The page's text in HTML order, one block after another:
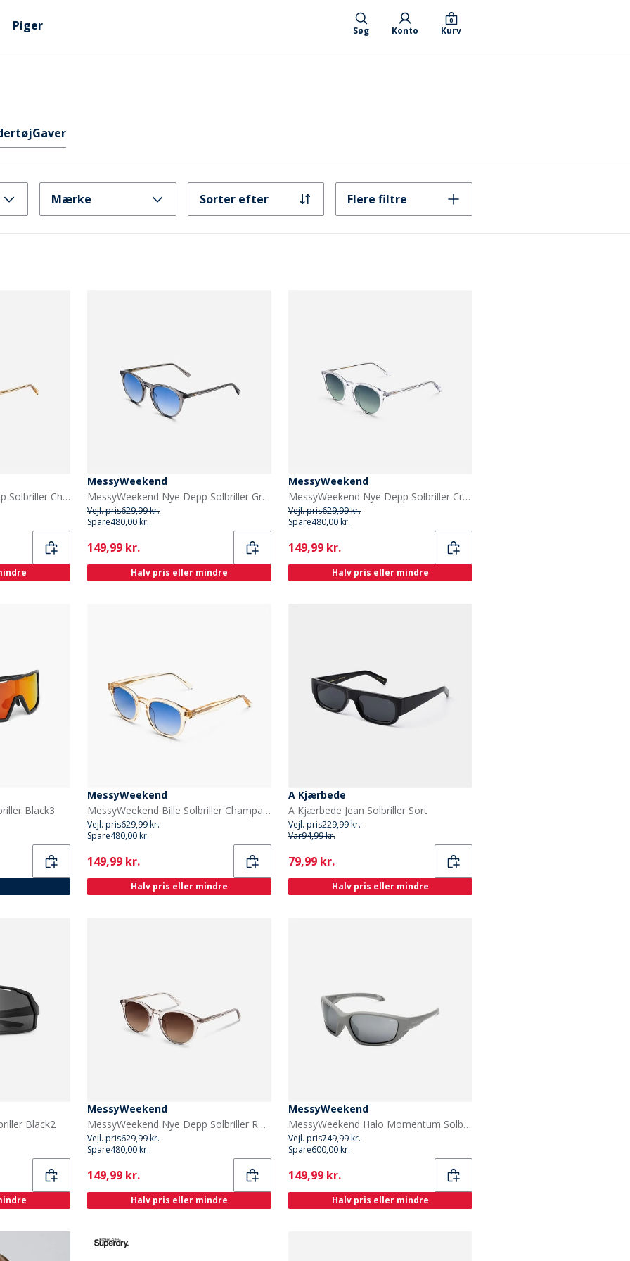
Piger Søg Konto Kurv
0
Gaver
Mærke Sorter efter Flere filtre
MessyWeekend Nye Depp Solbriller Champagne
MessyWeekend
MessyWeekend Nye Depp Solbriller Grey Crystal
Vejl. pris629,99 kr.
Spare480,00 kr.
Current
149,99 kr.
Halv pris eller mindre
MessyWeekend
MessyWeekend Nye Depp Solbriller Crystal
Vejl. pris629,99 kr.
Spare480,00 kr.
Current
149,99 kr.
Halv pris eller mindre
Black3
MessyWeekend
MessyWeekend Bille Solbriller Champagne
Vejl. pris629,99 kr.
Spare480,00 kr.
Current
149,99 kr.
Halv pris eller mindre
A Kjærbede
A Kjærbede Jean Solbriller Sort
Vejl. pris229,99 kr.
Var94,99 kr.
Current
79,99 kr.
Halv pris eller mindre
Black2
MessyWeekend
MessyWeekend Nye Depp Solbriller Roser
Vejl. pris629,99 kr.
Spare480,00 kr.
Current
149,99 kr.
Halv pris eller mindre
MessyWeekend
MessyWeekend Halo Momentum Solbriller Grey1
Vejl. pris749,99 kr.
Spare600,00 kr.
Current
149,99 kr.
Halv pris eller mindre